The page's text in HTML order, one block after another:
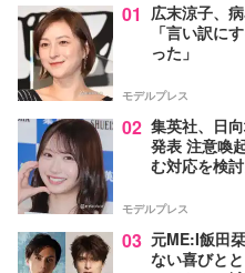
01 広末涼子、
「言い訳に
った」
モデルプレス
02 集英社、日
発表 注意喚
む対応を検討
モデルプレス
03 元ME:I飯田
ない喜びと